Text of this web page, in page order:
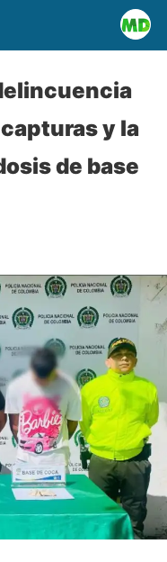
y la
de base